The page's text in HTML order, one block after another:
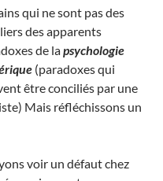
qui ne sont pas des
des apparents
de lapsychologie
(paradoxes qui
être conciliés par une
Mais réfléchissons un
voir un défaut chez